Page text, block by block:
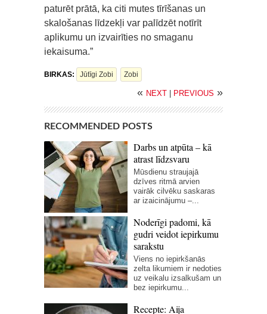
paturēt prātā, ka citi mutes tīrīšanas un
skalošanas līdzekļi var palīdzēt notīrīt
aplikumu un izvairīties no smaganu
iekaisuma.”
BIRKAS: Jūtīgi Zobi Zobi
« NEXT PREVIOUS »
RECOMMENDED POSTS
Darbs un atpūta – kā
atrast līdzsvaru
Mūsdienu straujajā
dzīves ritmā arvien
vairāk cilvēku saskaras
ar izaicinājumu –...
Noderīgi padomi, kā
gudri veidot iepirkumu
sarakstu
Viens no iepirkšanās
zelta likumiem ir nedoties
uz veikalu izsalkušam un
bez iepirkumu...
Recepte: Aija